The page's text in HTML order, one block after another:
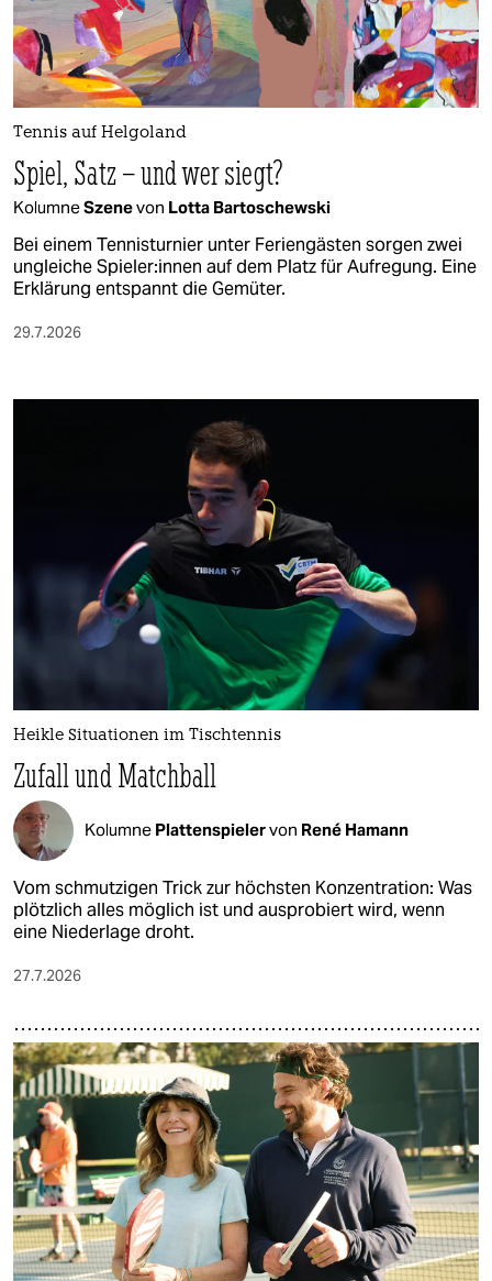
nord
wahrheit
verlag
veranstaltungen
shop
fragen & hilfe
Tennis auf Helgoland
Spiel, Satz – und wer siegt?
KolumneSzenevon Lotta Bartoschewski
Bei einem Tennisturnier unter Feriengästen sorgen zwei
ungleiche Spie­le­r:in­nen auf dem Platz für Aufregung. Eine
Erklärung entspannt die Gemüter.
29.7.2026
Heikle Situationen im Tischtennis
Zufall und Matchball
Kolumne Plattenspielervon René Hamann
Vom schmutzigen Trick zur höchsten Konzentration: Was
plötzlich alles möglich ist und ausprobiert wird, wenn
eine Niederlage droht.
27.7.2026